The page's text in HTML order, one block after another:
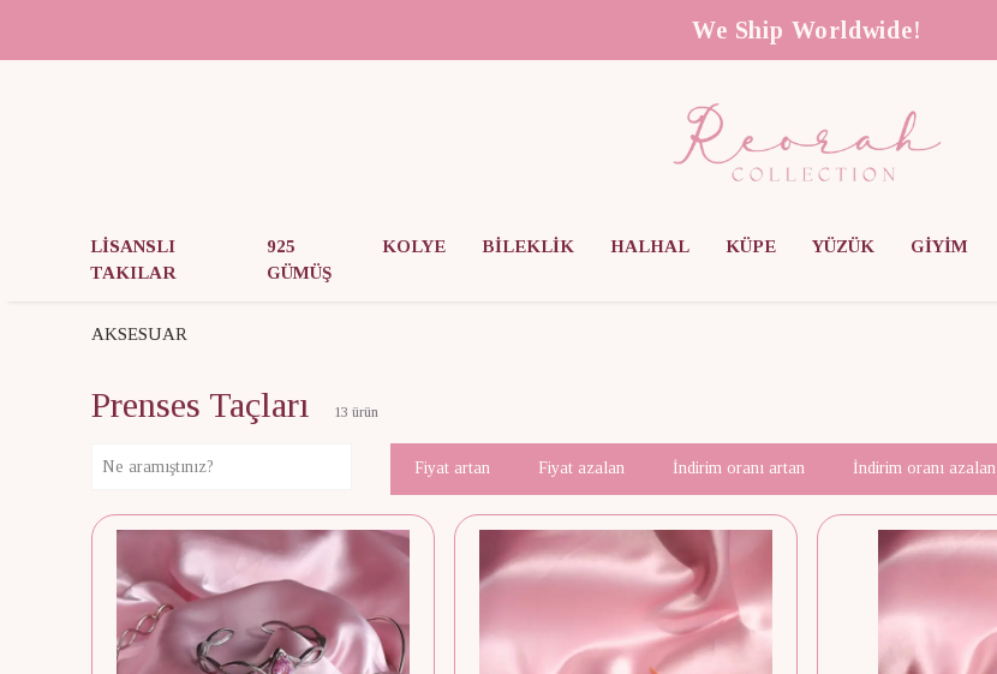
We Ship Worldwide!
LİSANSLI
TAKILAR
925
GÜMÜŞ
KOLYE BİLEKLİK HALHAL KÜPE YÜZÜK GİYİM
AKSESUAR
Prenses Taçları 13 ürün
Fiyat artan Fiyat azalan İndirim oranı artan İndirim oranı azalan